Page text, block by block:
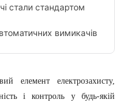
стали стандартом
вимикачів
елемент електрозахисту,
і контроль у будь-якій